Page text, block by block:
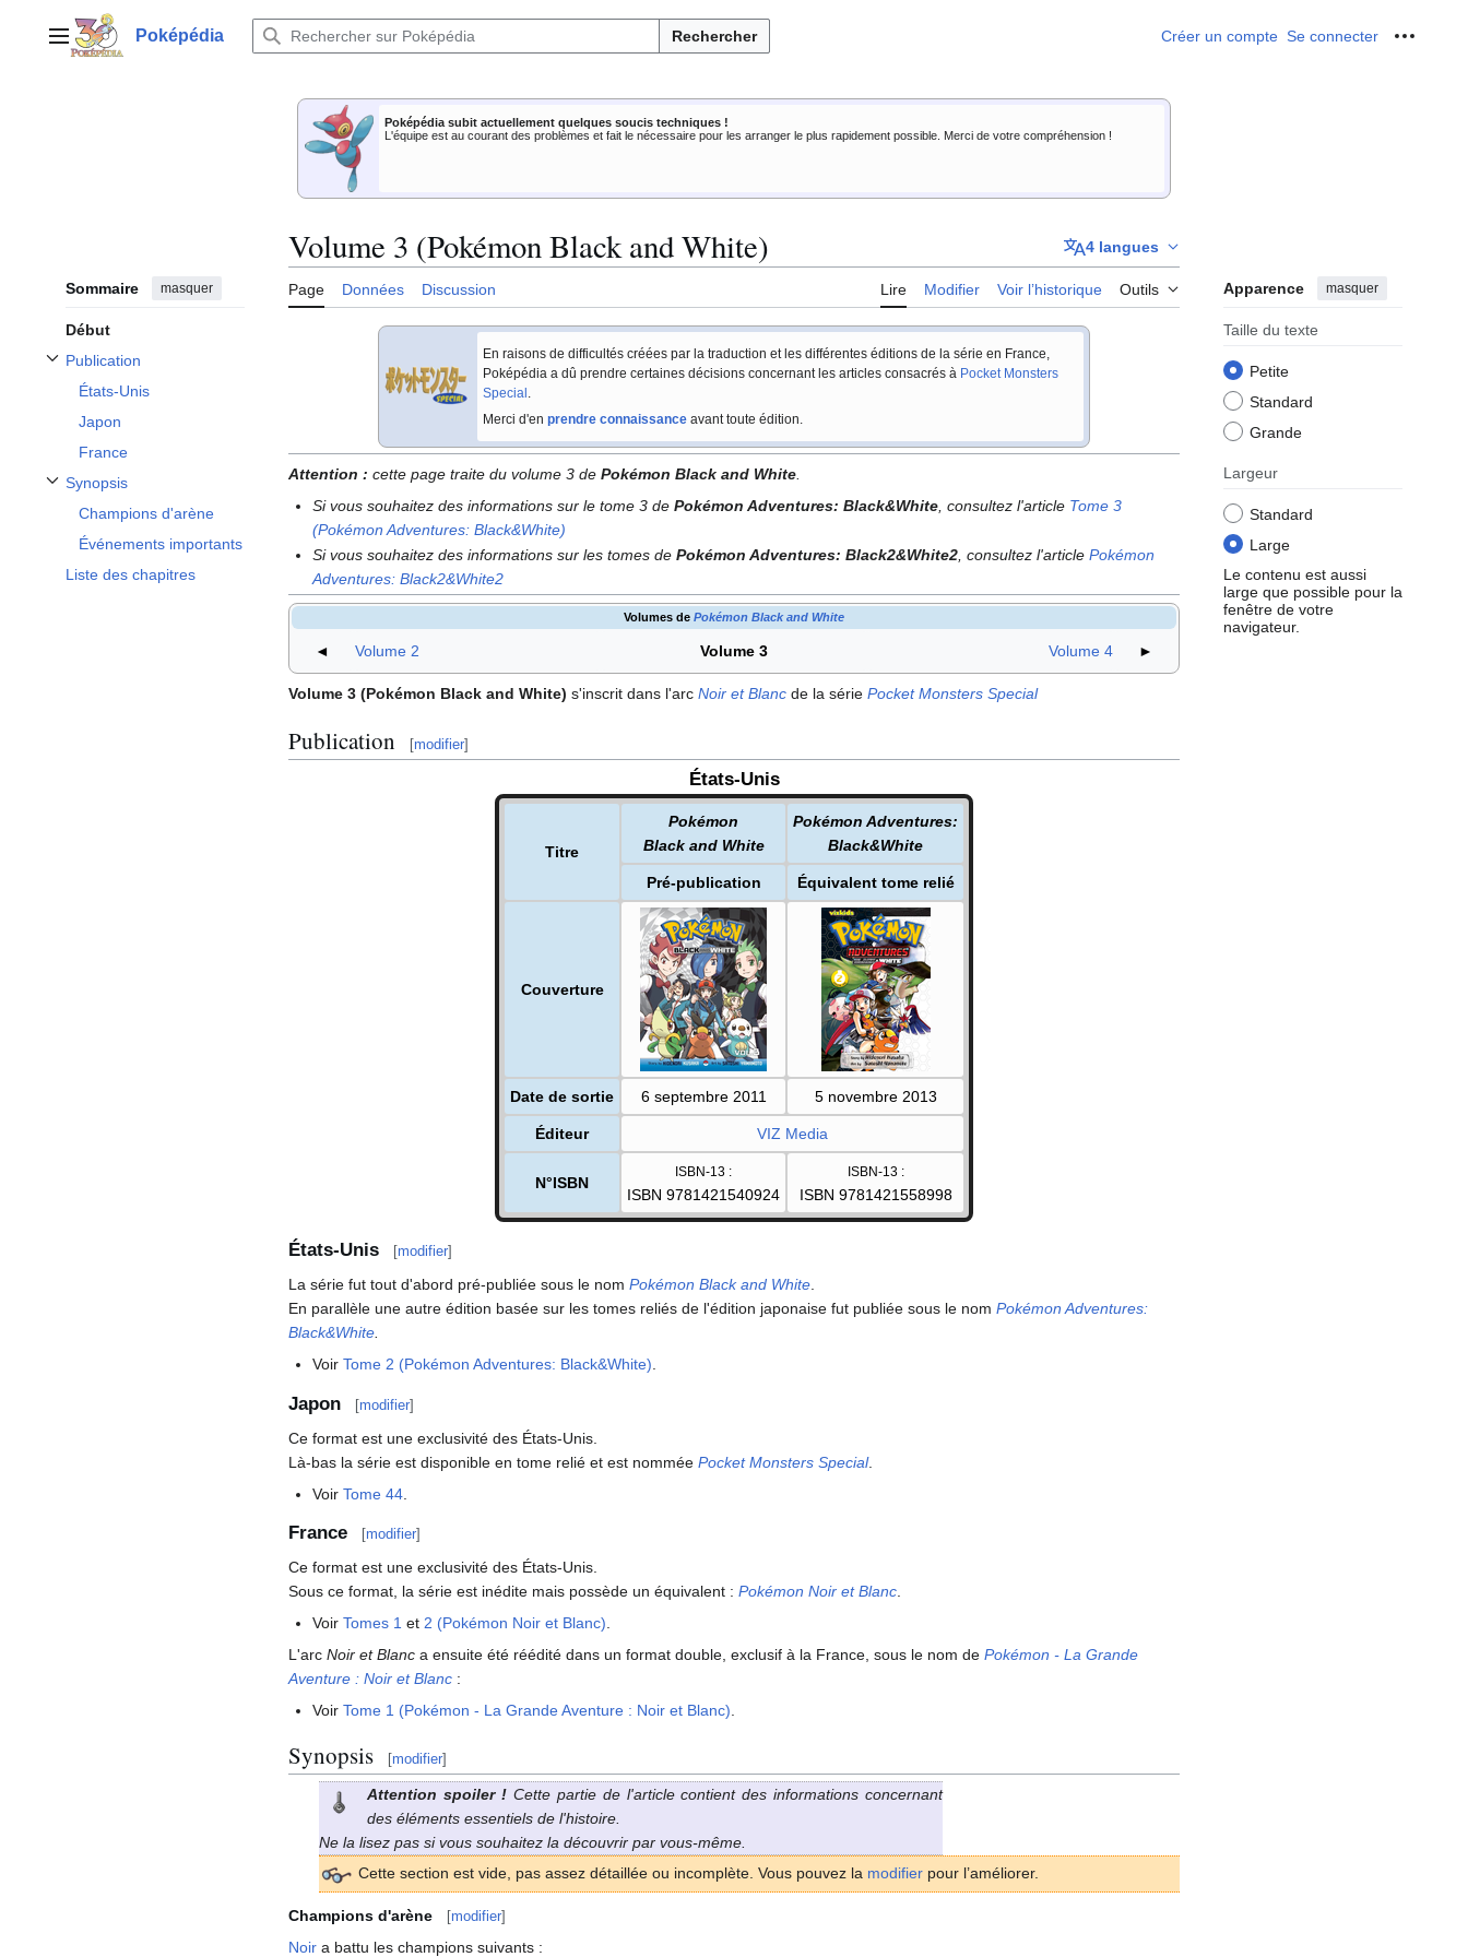
contenuMenu principalPoképédia Rechercher Créer un compte Se connecter Outils
Poképédia subit actuellement quelques soucis techniques !
L'équipe est au courant des problèmes et fait le nécessaire pour les arranger le plus rapidement possible. Merci de votre compréhension !
Sommaire masquer
Début
Publication
Afficher / masquer la sous-section Publication
États-Unis
Japon
France
Synopsis
Afficher / masquer la sous-section Synopsis
Champions d'arène
Événements importants
Liste des chapitres
Volume 3 (Pokémon Black and White) 4 langues
Page Données Discussion Lire Modifier Voir l’historique Outils Apparence masquer
Taille du texte
Petite
Standard
Grande
Largeur
Standard
Large
Le contenu est aussi
large que possible pour la
fenêtre de votre
navigateur.
En raisons de difficultés créées par la traduction et les différentes éditions de la série en France,
Poképédia a dû prendre certaines décisions concernant les articles consacrés à Pocket Monsters
Special .
Merci d'en prendre connaissanceavant toute édition.
Attention : cette page traite du volume 3 de Pokémon Black and White
Si vous souhaitez des informations sur le tome 3 dePokémon Adventures: Black&White , consultez l'article Tome 3
(Pokémon Adventures: Black&White)
Si vous souhaitez des informations sur les tomes dePokémon Adventures: Black2&White2, consultez l'articlePokémon
Adventures: Black2&White2
Volumes de Pokémon Black and White
◄ Volume 2 Volume 3 Volume 4 ►
Volume 3 (Pokémon Black and White) s'inscrit dans l'arc Noir et Blanc de la série Pocket Monsters Special
Publication [modifier]
États-Unis
Titre
Pokémon
Black and White
Pokémon Adventures:
Black&White
Pré-publication Équivalent tome relié
Couverture
Date de sortie 6 septembre 2011 5 novembre 2013
Éditeur VIZ Media
N°ISBN
ISBN-13 :
ISBN 9781421540924
ISBN-13 :
ISBN 9781421558998
États-Unis [modifier]
La série fut tout d'abord pré-publiée sous le nom Pokémon Black and White
En parallèle une autre édition basée sur les tomes reliés de l'édition japonaise fut publiée sous le nom Pokémon Adventures:
Black&White
VoirTome 2 (Pokémon Adventures: Black&White)
Japon [modifier]
Ce format est une exclusivité des États-Unis.
Là-bas la série est disponible en tome relié et est nommée Pocket Monsters Special.
VoirTome 44
France [modifier]
Ce format est une exclusivité des États-Unis.
Sous ce format, la série est inédite mais possède un équivalent : Pokémon Noir et Blanc
VoirTomes 1 et 2 (Pokémon Noir et Blanc)
L'arc Noir et Blanc a ensuite été réédité dans un format double, exclusif à la France, sous le nom de Pokémon - La Grande
Aventure : Noir et Blanc :
VoirTome 1 (Pokémon - La Grande Aventure : Noir et Blanc)
Synopsis [modifier]
Attention spoiler !Cette partie de l'article contient des informations concernant
des éléments essentiels de l'histoire.
Ne la lisez pas si vous souhaitez la découvrir par vous-même.
Cette section est vide, pas assez détaillée ou incomplète. Vous pouvez la modifier pour l’améliorer.
Champions d'arène [modifier]
Noir a battu les champions suivants :